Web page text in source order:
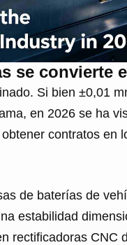
se convierte
Si bien ±0,01
en 2026 se ha
contratos en
de baterías de
estabilidad
rectificadoras CNC